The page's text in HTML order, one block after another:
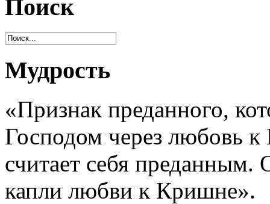
Поиск
Мудрость
«Признак преданного,
Господом через любовь
считает себя преданным.
капли любви к Кришне».